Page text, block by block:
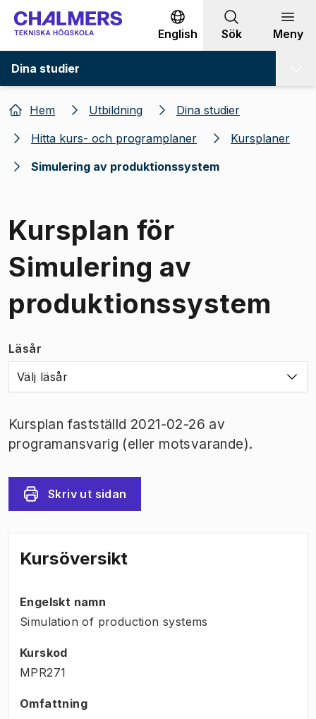
Gå till innehållet
English Sök Meny
Dina studier
Hem Utbildning
Dina studier
Hitta kurs- och programplaner
Kursplaner
Simulering av produktionssystem
Kursplan för
Simulering av
produktionssystem
Läsår
Välj läsår
Kursplan fastställd 2021-02-26 av
programansvarig (eller motsvarande).
Skriv ut sidan
Kursöversikt
Engelskt namn
Simulation of production systems
Kurskod
MPR271
Omfattning